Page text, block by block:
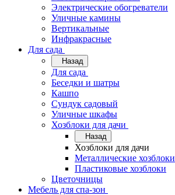
Электрические обогреватели
Уличные камины
Вертикальные
Инфракрасные
Для сада
Назад
Для сада
Беседки и шатры
Кашпо
Сундук садовый
Уличные шкафы
Хозблоки для дачи
Назад
Хозблоки для дачи
Металлические хозблоки
Пластиковые хозблоки
Цветочницы
Мебель для спа-зон